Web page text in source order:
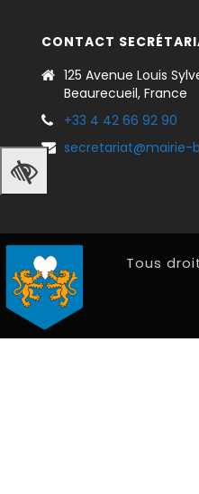
CONTACT
125 Avenue Louis
Beaurecueil, France
+33 4 42 66 92 90
secretariat@mairie-
Tous